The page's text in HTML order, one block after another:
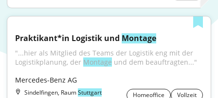
Praktikant*in Logistik und Montage
"...hier als Mitglied des Teams der Logistik eng mit der
Logistikplanung, der Montage und dem beauftragten..."
Mercedes-Benz AG
Sindelfingen, RaumStuttgart Homeoffice Vollzeit